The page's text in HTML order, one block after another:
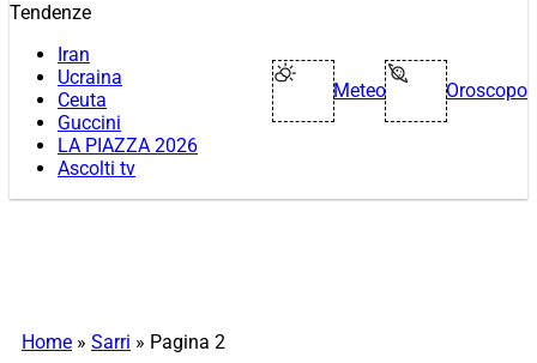
Tendenze
Iran
Ucraina
Ceuta
Guccini
LA PIAZZA 2026
Ascolti tv
Meteo Oroscopo
Home » Sarri » Pagina 2